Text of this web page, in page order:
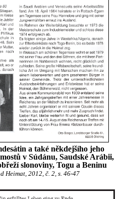
a také někdejšího jeho
v Súdánu, Saudské Arábii,
slonoviny, Togu a Beninu
Heimat, 2012, č. 2, s. 46-47